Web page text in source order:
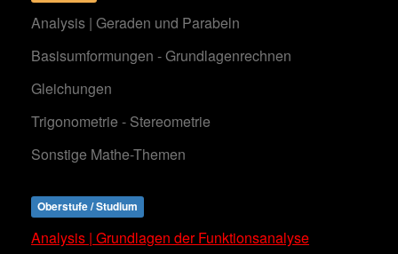
Analysis | Geraden und Parabeln
Basisumformungen - Grundlagenrechnen
Gleichungen
Trigonometrie - Stereometrie
Sonstige Mathe-Themen
Oberstufe / Studium
Analysis | Grundlagen der Funktionsanalyse